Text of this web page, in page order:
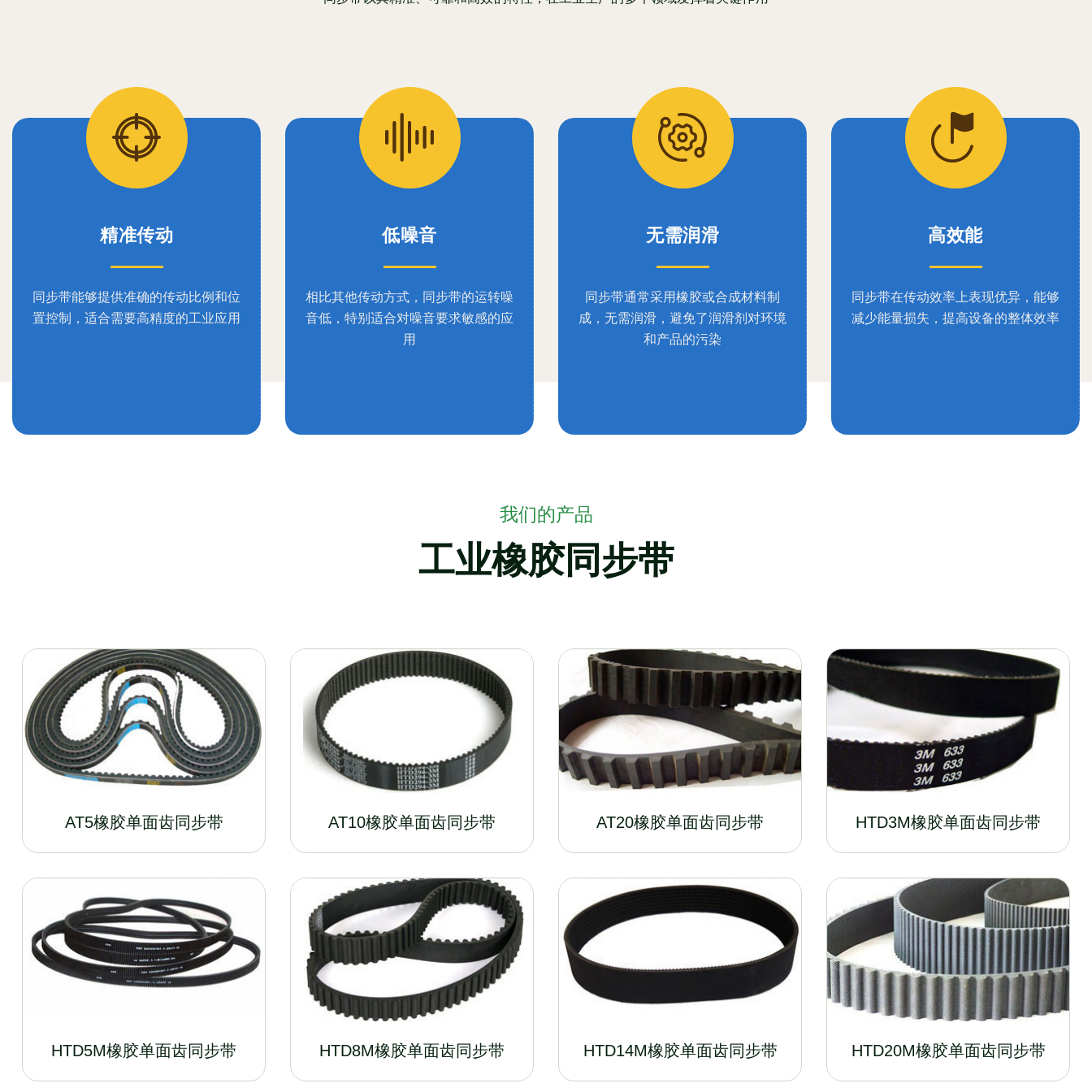
精准传动
同步带能够提供准确的传动比例和位
置控制，适合需要高精度的工业应用
低噪音
相比其他传动方式，同步带的运转噪
音低，特别适合对噪音要求敏感的应
用
无需润滑
同步带通常采用橡胶或合成材料制
成，无需润滑，避免了润滑剂对环境
和产品的污染
高效能
同步带在传动效率上表现优异，能够
减少能量损失，提高设备的整体效率
我们的产品
工业橡胶同步带
AT5橡胶单面齿同步带 AT10橡胶单面齿同步带 AT20橡胶单面齿同步带 HTD3M橡胶单面齿同步带
HTD5M橡胶单面齿同步带 HTD8M橡胶单面齿同步带 HTD14M橡胶单面齿同步带 HTD20M橡胶单面齿同步带